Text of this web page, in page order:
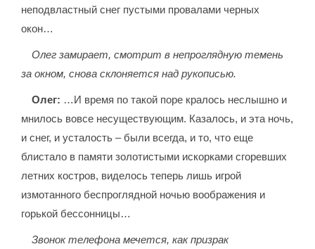
неподвластный снег пустыми провалами черных
окон…
Олег замирает, смотрит в непроглядную темень
за окном, снова склоняется над рукописью.
Олег: …И время по такой поре кралось неслышно и
мнилось вовсе несуществующим. Казалось, и эта ночь,
и снег, и усталость – были всегда, и то, что еще
блистало в памяти золотистыми искорками сгоревших
летних костров, виделось теперь лишь игрой
измотанного беспроглядной ночью воображения и
горькой бессонницы…
Звонок телефона мечется, как призрак